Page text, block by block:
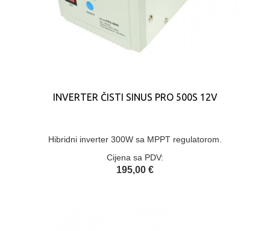
INVERTER ČISTI SINUS PRO 500S 12V
Hibridni inverter 300W sa MPPT regulatorom.
Cijena sa PDV:
195,00 €